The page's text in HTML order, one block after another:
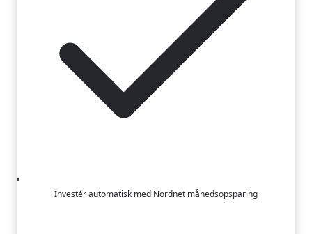
Investér automatisk med Nordnet månedsopsparing